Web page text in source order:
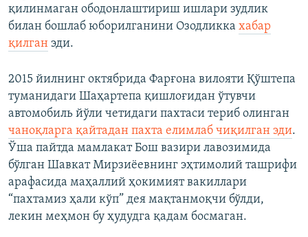
қилинмаган ободонлаштириш ишлари зудлик
билан бошлаб юборилганини Озодликка хабар
қилган эди.
2015 йилнинг октябрида Фарғона вилояти Қўштепа
туманидаги Шаҳартепа қишлоғидан ўтувчи
автомобиль йўли четидаги пахтаси териб олинган
чаноқларга қайтадан пахта елимлаб чиқилган эди.
Ўша пайтда мамлакат Бош вазири лавозимида
бўлган Шавкат Мирзиёевнинг эҳтимолий ташрифи
арафасида маҳаллий ҳокимият вакиллари
“пахтамиз ҳали кўп” дея мақтанмоқчи бўлди,
лекин меҳмон бу ҳудудга қадам босмаган.